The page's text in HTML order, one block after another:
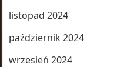
listopad 2024
październik 2024
wrzesień 2024